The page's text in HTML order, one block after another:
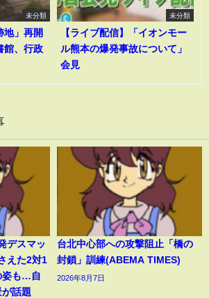
未分類
地」再開
、行政
未分類
【ライブ配信】「イオンモー
ル熊本の爆発事故について」
会見
デスマッ
えた2対1
姿も…自
話題
台北中心部への攻撃阻止「橋の
封鎖」訓練(ABEMA TIMES)
2026年8月7日